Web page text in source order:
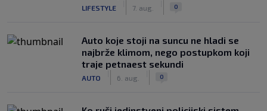
LIFESTYLE 7. aug. 0
Auto koje stoji na suncu ne hladi se
najbrže klimom, nego postupkom koji
traje petnaest sekundi
AUTO 6. aug. 0